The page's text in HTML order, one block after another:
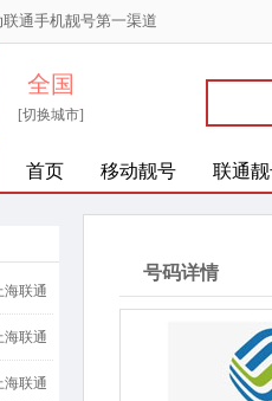
通手机靓号第一渠道
全国
[切换城市]
首页 移动靓号 联通
海联通
海联通
海联通
号码详情